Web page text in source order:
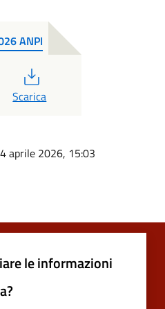
ANPI
Scarica
aprile 2026, 15:03
le informazioni